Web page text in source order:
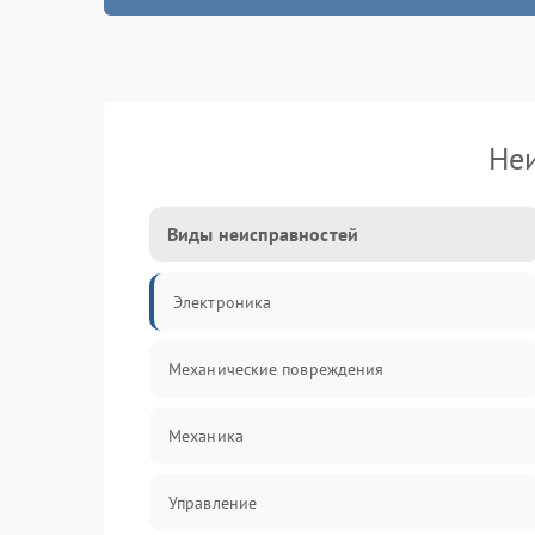
Виды неисправностей
Электроника
Механические повреждения
Механика
Управление